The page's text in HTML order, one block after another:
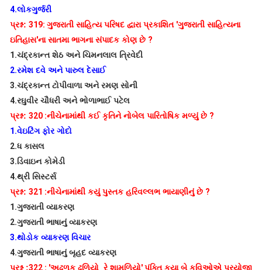
4.લોકગુર્જરી
પ્રશ્ન: 319: ગુજરાતી સાહિત્ય પરિષદ દ્વારા પ્રકાશિત 'ગુજરાતી સાહિત્યના
ઇતિહાસ'ના સાતમા ભાગના સંપાદક કોણ છે ?
1.ચંદ્રકાન્ત શેઠ અને ચિમનલાલ ત્રિવેદી
2.રમેશ દવે અને પારુલ દેસાઈ
3.ચંદ્રકાન્ત ટોપીવાળા અને રમણ સોની
4.રઘુવીર ચૌધરી અને ભોળાભાઈ પટેલ
પ્રશ્ન: 320 :નીચેનામાંથી કઈ કૃતિને નોબેલ પારિતોષિક મળ્યું છે ?
1.વેઇટિંગ ફોર ગોદો
2.ધ કાસલ
3.ડિવાઇન કોમેડી
4.થ્રી સિસ્ટર્સ
પ્રશ્ન: 321 :નીચેનામાંથી કયું પુસ્તક હરિવલ્લભ ભાયાણીનું છે ?
1.ગુજરાતી વ્યાકરણ
2.ગુજરાતી ભાષાનું વ્યાકરણ
3.થોડોક વ્યાકરણ વિચાર
4.ગુજરાતી ભાષાનું બૃહદ વ્યાકરણ
પ્રશ્ન :322 : 'અઢળક ઢળિયો રે શામળિયો'પંક્તિ કયા બે કવિઓએ પ્રયોજી